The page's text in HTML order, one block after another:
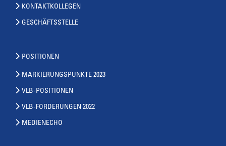
KONTAKTKOLLEGEN
GESCHÄFTSSTELLE
POSITIONEN
MARKIERUNGSPUNKTE 2023
VLB-POSITIONEN
VLB-FORDERUNGEN 2022
MEDIENECHO